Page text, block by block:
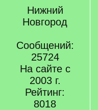
Нижний
Новгород
Сообщений:
25724
На сайте с
2003 г.
Рейтинг:
8018